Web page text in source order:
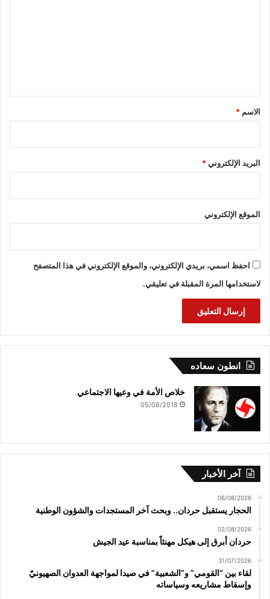
*
الاسم *
البريد الإلكتروني*
الموقع الإلكتروني
احفظ اسمي، بريدي الإلكتروني، والموقع الإلكتروني في هذا المتصفح
لاستخدامها المرة المقبلة في تعليقي.
انطون سعاده
خلاص الأمة في وعيها الاجتماعي
05/08/2018
آخر الأخبار
06/08/2026
الحجار يستقبل حردان.. وبحث آخر المستجدات والشؤون الوطنية
02/08/2026
حردان أبرق إلى هيكل مهنئاً بمناسبة عيد الجيش
31/07/2026
لقاء بين “القومي” و”الشعبية” في صيدا لمواجهة العدوان الصهيونيّ
وإسقاط مشاريعه وسياساته